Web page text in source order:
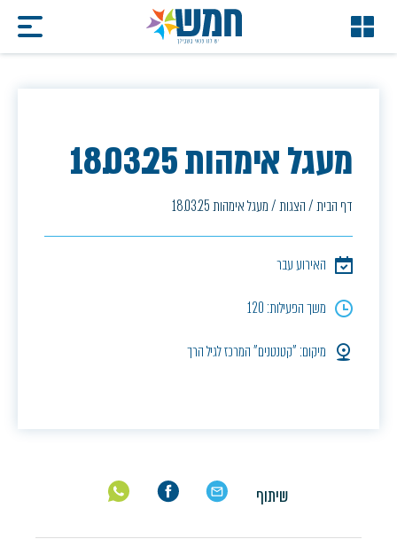
מעגל אימהות 18.03.25
דף הבית/הצגות/מעגל אימהות 18.03.25
האירוע עבר
משך הפעילות: 120
מיקום: "קטנטנים" המרכז לגיל הרך
שיתוף